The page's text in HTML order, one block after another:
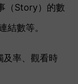
（Story）的數
結數等。
及率、觀看時